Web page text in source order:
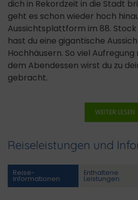
dich in Rekordzeit in die Stadt
geht es schon wieder hoch
Aussichtsplattform im 88.
hast du eine gigantische
Hochhäusern. So viel
dem Abendessen wirst du zu
gebracht.
WEITER LESEN
Reiseleistungen und
Reise­
informationen
Enthaltene
Leistungen